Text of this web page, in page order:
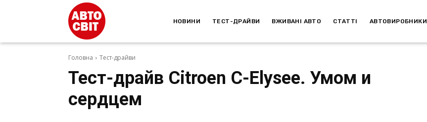
НОВИНИ ТЕСТ-ДРАЙВИ ВЖИВАНІ АВТО СТАТТІ АВТОВИРОБНИКИ
Головна Тест-драйви
Тест-драйв Citroen C-Elysee. Умом и
сердцем